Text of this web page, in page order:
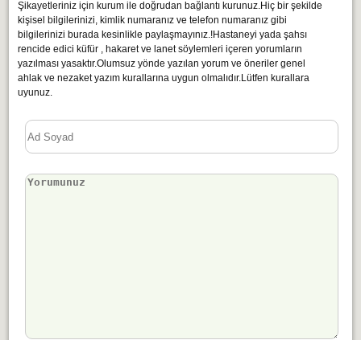
Şikayetleriniz için kurum ile doğrudan bağlantı kurunuz.Hiç bir şekilde
kişisel bilgilerinizi, kimlik numaranız ve telefon numaranız gibi
bilgilerinizi burada kesinlikle paylaşmayınız.!Hastaneyi yada şahsı
rencide edici küfür , hakaret ve lanet söylemleri içeren yorumların
yazılması yasaktır.Olumsuz yönde yazılan yorum ve öneriler genel
ahlak ve nezaket yazım kurallarına uygun olmalıdır.Lütfen kurallara
uyunuz.